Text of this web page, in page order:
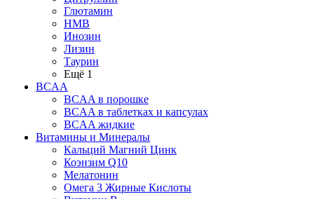
Глютамин
HMB
Инозин
Лизин
Таурин
Ещё 1
BCAA
BCAA в порошке
BCAA в таблетках и капсулах
BCAA жидкие
Витамины и Минералы
Кальций Магний Цинк
Коэнзим Q10
Мелатонин
Омега 3 Жирные Кислоты